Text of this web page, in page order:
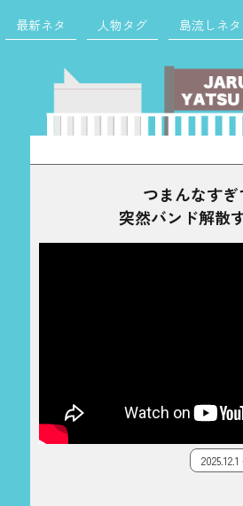
最新ネタ 人物タグ 島流しネタ
索:
つまんなすぎ
突然バンド解散